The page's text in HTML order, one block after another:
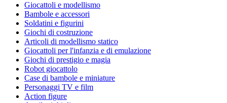
Giocattoli e modellismo
Bambole e accessori
Soldatini e figurini
Giochi di costruzione
Articoli di modellismo statico
Giocattoli per l'infanzia e di emulazione
Giochi di prestigio e magia
Robot giocattolo
Case di bambole e miniature
Personaggi TV e film
Action figure